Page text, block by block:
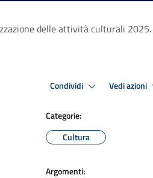
delle attività culturali 2025.
Condividi Vedi azioni
Categorie:
Cultura
Argomenti: